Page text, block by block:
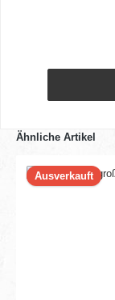
Ähnliche Artikel
Ausverkauft